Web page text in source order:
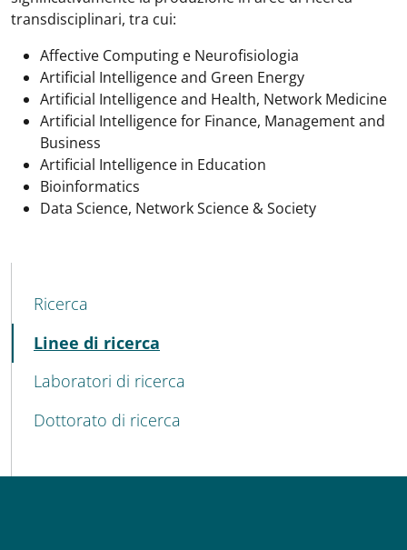
transdisciplinari, tra cui:
Affective Computing e Neurofisiologia
Artificial Intelligence and Green Energy
Artificial Intelligence and Health, Network Medicine
Artificial Intelligence for Finance, Management and
Business
Artificial Intelligence in Education
Bioinformatics
Data Science, Network Science & Society
MENU CEV SECOND NAVIGATION
Ricerca
Linee di ricerca
Laboratori di ricerca
Dottorato di ricerca